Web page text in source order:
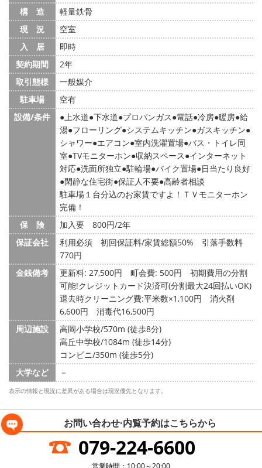
構 造
軽量鉄骨
現 況
空室
入 居
即時
契約期間
2年
取引態様
一般媒介
駐車場
空有
設備/条件
上水道 下水道 プロパンガス 電話 冷房 暖房 給
湯 フローリング システムキッチン ガスキッチン
シャワー エアコン 室内洗濯置場 バス・トイレ同
室 TVモニターホン 収納スペース インターネット
対応 洗面所独立 駐輪場 バイク置場 日当たり良好
閑静な住宅街 保証人不要 高齢者相談
駐車場１台分込のお家賃ですよ！ＴＶモニターホン
完備！
保 険
加入要 800円/2年
保証会社
利用必須 初回保証料/家賃総額50% 引落手数料
770円
金銭備考
更新料: 27,500円 町会費: 500円
初期費用の分割
可能!クレジットカード決済可(分割最大24回払いOK)
退去時クリーニング費:平米数×1,100円 消火剤
6,600円 消毒代16,500円
周辺施設
高岡小学校/570m (徒歩8分)
高丘中学校/1084m (徒歩14分)
コンビニ/350m (徒歩5分)
大学など
－
表示の情報と現況に差異がある場合は現況優先となります。
お問い合わせ·内覧予約はこちらから
079-224-6600
営業時間：10:00～20:00